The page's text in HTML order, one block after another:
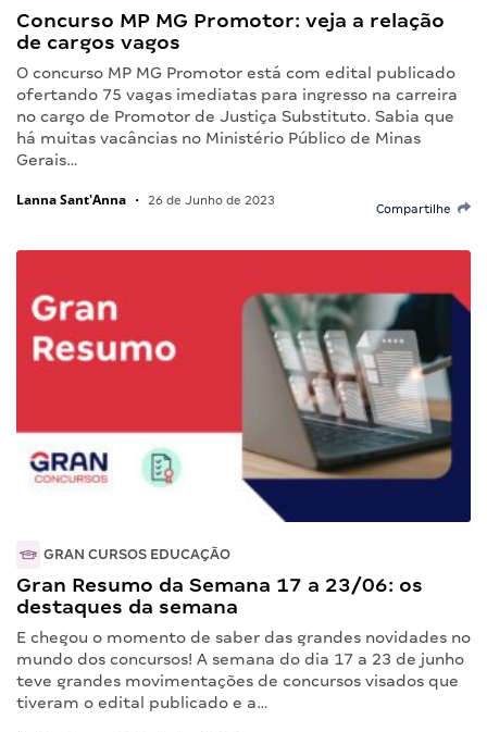
Concurso MP MG Promotor: veja a relação
de cargos vagos
O concurso MP MG Promotor está com edital publicado
ofertando 75 vagas imediatas para ingresso na carreira
no cargo de Promotor de Justiça Substituto. Sabia que
há muitas vacâncias no Ministério Público de Minas
Gerais…
Lanna Sant'Anna • 26 de Junho de 2023
Compartilhe
GRAN CURSOS EDUCAÇÃO
Gran Resumo da Semana 17 a 23/06: os
destaques da semana
E chegou o momento de saber das grandes novidades no
mundo dos concursos! A semana do dia 17 a 23 de junho
teve grandes movimentações de concursos visados que
tiveram o edital publicado e a…